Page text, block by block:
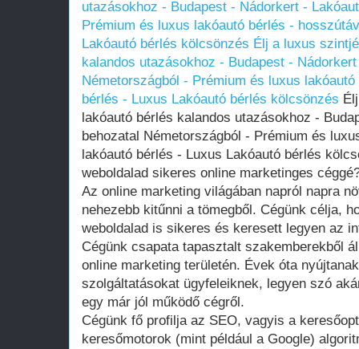
utazásokhoz - Budapest - Nádorkert -
Prémium és luxus lakóautó bérlés -
Lakóautó bérlés kölcsönzés Élj a luxus
kalandos utazásokhoz - Budapest -
Németországból - Prémium és luxus
bérlés - Luxus Lakóautó bérlés kölcsönzés
lakóautó bérlés kalandos utazásokhoz -
behozatal Németországból - Prémium és
lakóautó bérlés - Luxus Lakóautó bérlés
weboldalad sikeres online marketinges
Az online marketing világában napról napra
nehezebb kitűnni a tömegből. Cégünk célja,
weboldalad is sikeres és keresett legyen az
Cégünk csapata tapasztalt szakemberekből
online marketing területén. Évek óta
szolgáltatásokat ügyfeleiknek, legyen szó
egy már jól működő cégről.
Cégünk fő profilja az SEO, vagyis a
keresőmotorok (mint például a Google)